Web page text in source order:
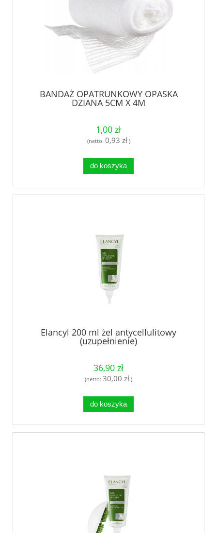
BANDAŻ OPATRUNKOWY OPASKA
DZIANA 5CM X 4M
1,00 zł
(netto: 0,93 zł)
do koszyka
Elancyl 200 ml żel antycellulitowy
(uzupełnienie)
36,90 zł
(netto: 30,00 zł )
do koszyka